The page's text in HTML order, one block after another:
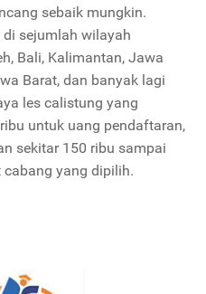
sebaik mungkin.
sejumlah wilayah
Bali, Kalimantan, Jawa
Barat, dan banyak lagi
les calistung yang
untuk uang pendaftaran,
sekitar 150 ribu sampai
yang dipilih.